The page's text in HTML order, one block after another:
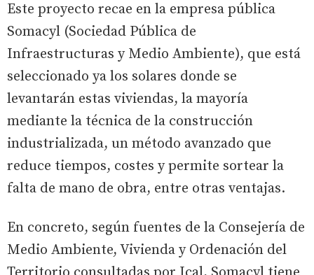
Este proyecto recae en la empresa pública
Somacyl (Sociedad Pública de
Infraestructuras y Medio Ambiente), que está
seleccionado ya los solares donde se
levantarán estas viviendas, la mayoría
mediante la técnica de la construcción
industrializada, un método avanzado que
reduce tiempos, costes y permite sortear la
falta de mano de obra, entre otras ventajas.
En concreto, según fuentes de la Consejería de
Medio Ambiente, Vivienda y Ordenación del